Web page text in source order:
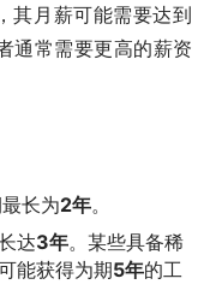
通常需要更高的薪资
长为2年。
达3年。某些具备稀
能获得为期5年的工